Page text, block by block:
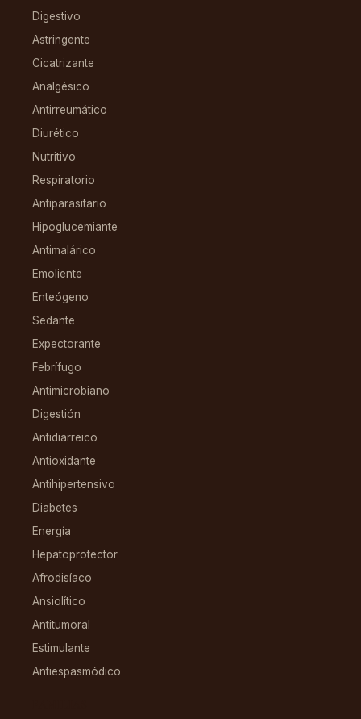
Digestivo
Astringente
Cicatrizante
Analgésico
Antirreumático
Diurético
Nutritivo
Respiratorio
Antiparasitario
Hipoglucemiante
Antimalárico
Emoliente
Enteógeno
Sedante
Expectorante
Febrífugo
Antimicrobiano
Digestión
Antidiarreico
Antioxidante
Antihipertensivo
Diabetes
Energía
Hepatoprotector
Afrodisíaco
Ansiolítico
Antitumoral
Estimulante
Antiespasmódico